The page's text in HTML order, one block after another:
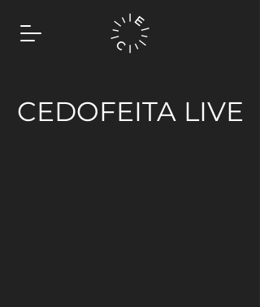
CEDOFEITA LIVE